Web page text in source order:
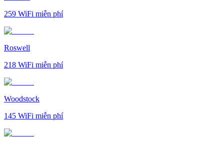
259 WiFi miễn phí
Roswell
218 WiFi miễn phí
Woodstock
145 WiFi miễn phí